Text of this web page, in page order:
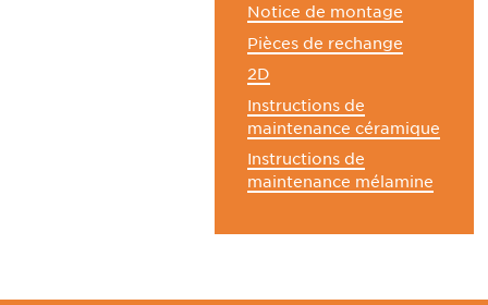
Notice de montage
Pièces de rechange
2D
Instructions de
maintenance céramique
Instructions de
maintenance mélamine